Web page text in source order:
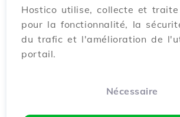
Hostico utilise, collecte et traite
pour la fonctionnalité, la
du trafic et l'amélioration de
portail.
Nécessaire